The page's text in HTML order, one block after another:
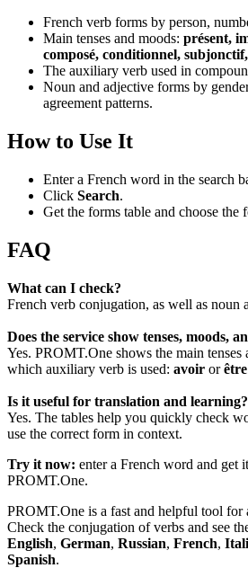
French verb forms by person,
Main tenses and moods: présent,
composé, conditionnel,
The auxiliary verb used in
Noun and adjective forms by
agreement patterns.
How to Use It
Enter a French word in the search
Click Search.
Get the forms table and choose the
FAQ
What can I check?
French verb conjugation, as well as noun
Does the service show tenses, moods,
Yes. PROMT.One shows the main tenses
which auxiliary verb is used: avoir orêtre
Is it useful for translation and learning?
Yes. The tables help you quickly check
use the correct form in context.
Try it now: enter a French word and get
PROMT.One.
PROMT.One is a fast and helpful tool for
Check the conjugation of verbs and see
English, German, Russian, French,
Spanish.